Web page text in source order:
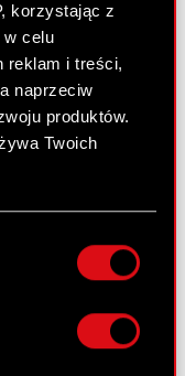
korzystając z
w celu
reklam i treści,
naprzeciw
produktów.
Twoich
nawet
aktywnie
je zbiory
co najmniej
Walnym
Spółki.
Statutu